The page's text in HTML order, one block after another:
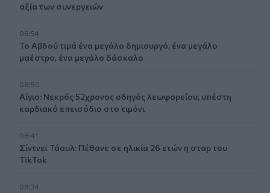
αξία των συνεργειών
08:54
Το Αβδού τιμά ένα μεγάλο δημιουργό, ένα μεγάλο
μαέστρο, ένα μεγάλο δάσκαλο
08:50
Αίγιο: Νεκρός 52χρονος οδηγός λεωφορείου, υπέστη
καρδιακό επεισόδιο στο τιμόνι
08:41
Σίντνεϊ Τάουλ: Πέθανε σε ηλικία 26 ετών η σταρ του
TikTok
08:34